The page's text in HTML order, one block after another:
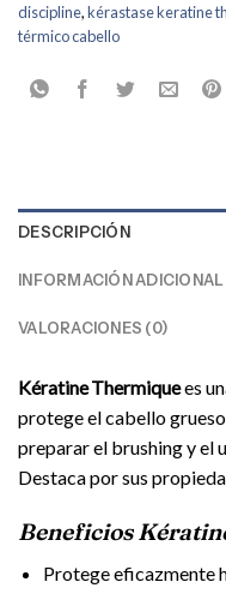
discipline,kérastase keratine
térmico cabello
DESCRIPCIÓN
INFORMACIÓN ADICIONAL
VALORACIONES (0)
Kératine Thermiquees
protege el cabello
preparar el brushing y el
Destaca por sus
Beneficios
Protege eficazmente